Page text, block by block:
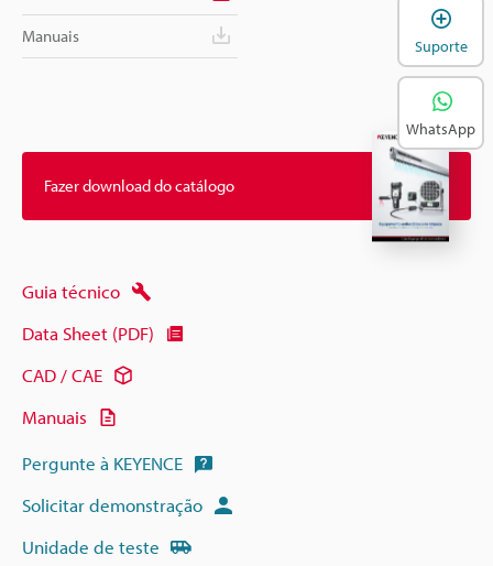
Manuais
Fazer download do catálogo
Guia técnico
Data Sheet (PDF)
CAD / CAE
Manuais
Pergunte à KEYENCE
Solicitar demonstração
Unidade de teste
Suporte
WhatsApp